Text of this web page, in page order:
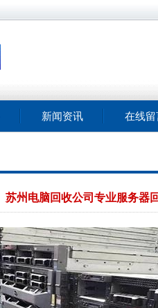
新闻资讯 在线留
苏州电脑回收公司专业服务器